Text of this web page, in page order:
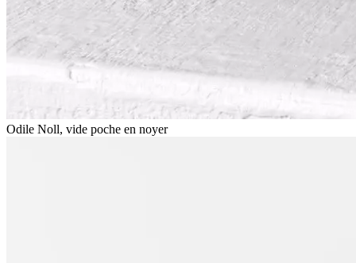
Odile Noll, vide poche en noyer